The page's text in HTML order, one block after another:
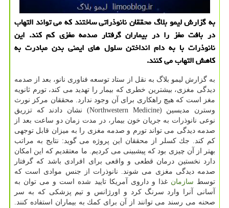
به گزارش لیمو بلاگ محققان نانوذراتی ساختند كه می تواند التهاب
در بافت مغز را در بیماران گرفتار صدمه مغزی كم كند. این
نانوذرات با به دام انداختن سلول های ایمنی بدن مبادرت به
كاهش التهاب می كنند.
به گزارش لیمو بلاگ به نقل از ستاد توسعه فناوری نانو، بعد از صدمه
دیدگی مغزی، بیشترین خطری كه بیمار را تهدید می كند، تورم ثانویه
مغز است كه هیچ راهكاری برای آن وجود ندارد. محققان مركز نورث
وسترن مدیسین (Northwestern Medicine) نشان دادند كه تزریق
نوعی نانوذرات به جریان خون بیمار، در مدت زمان دو ساعت بعد از
صدمه دیدگی می تواند تورم و صدمه مغزی را به میزان قابل توجهی
كم كند. جك كسلر از محققان این پروژه می گوید: نتایج به مراتب
بهتر از آن چیزی بود كه پیشبینی می كردیم. ما معتقدیم كه این امكان
دارد نخستین درمان قطعی و واقعی برای افرادی باشد كه گرفتار
صدمه دیدگی مغزی می شوند. نانوذرات از جنس موادی است كه
توسط سازمان غذا و داروی آمریكا تایید شده است و می توان به
آسانی آنرا وارد سرنگ كرد و اورژانس و تیم پزشكی كه به سر
صحنه می رسند می توانند از آن برای كمك به بیماران استفاده كنند.